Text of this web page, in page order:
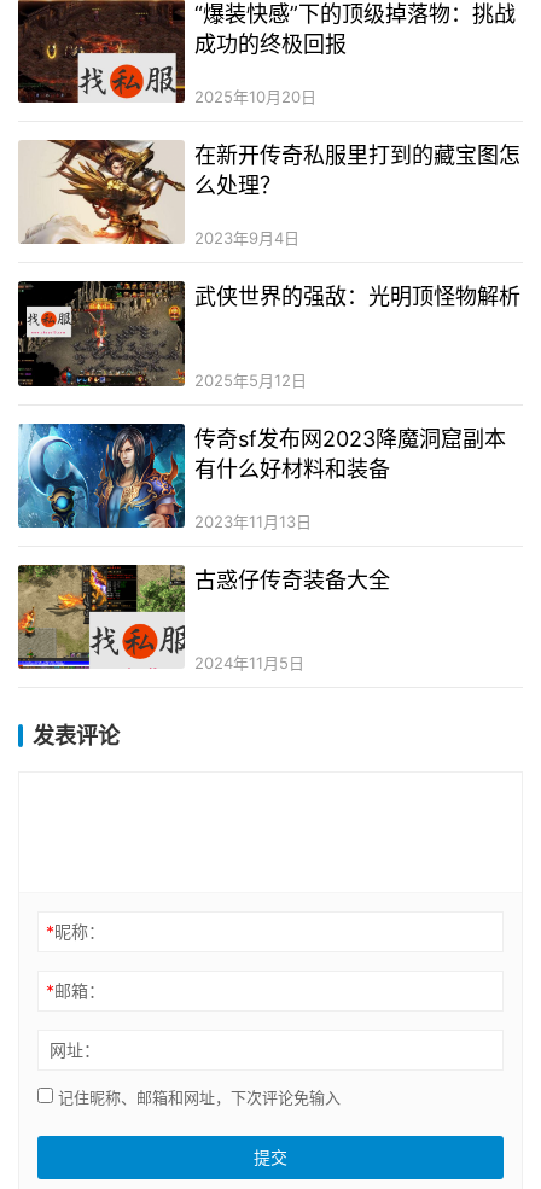
“爆装快感”下的顶级掉落物：挑战
成功的终极回报
2025年10月20日
在新开传奇私服里打到的藏宝图怎
么处理？
2023年9月4日
武侠世界的强敌：光明顶怪物解析
2025年5月12日
传奇sf发布网2023降魔洞窟副本
有什么好材料和装备
2023年11月13日
古惑仔传奇装备大全
2024年11月5日
发表评论
*昵称：
*邮箱：
网址：
记住昵称、邮箱和网址，下次评论免输入